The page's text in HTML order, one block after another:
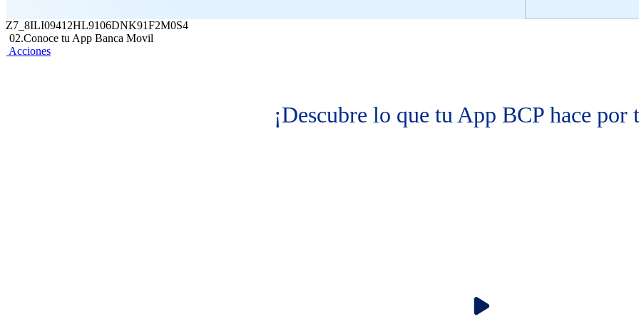
Z7_8ILI09412HL9106DNK91F2M0S4
02.Conoce tu App Banca Movil
Acciones
¡Descubre lo que tu App BCP hace por